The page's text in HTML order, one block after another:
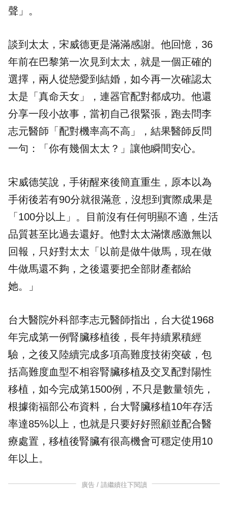
聲」。
談到太太，宋威德更是滿滿感謝。他回憶，36
年前在巴黎第一次見到太太，就是一個正確的
選擇，兩人從戀愛到結婚，如今再一次確認太
太是「真命天女」，連器官配對都成功。他還
分享一段小故事，當初自己很緊張，跑去問李
志元醫師「配對機率高不高」，結果醫師反問
一句：「你有幾個太太？」讓他瞬間安心。
宋威德笑說，手術醒來後簡直重生，原本以為
手術後若有90分就很滿意，沒想到實際成果是
「100分以上」。目前沒有任何明顯不適，生活
品質甚至比過去還好。他對太太滿懷感激無以
回報，只好對太太「以前是做牛做馬，現在做
牛做馬還不夠，之後還要把全部財產都給
她。」
台大醫院外科部李志元醫師指出，台大從1968
年完成第一例腎臟移植後，長年持續累積經
驗，之後又陸續完成多項高難度技術突破，包
括高難度血型不相容腎臟移植及交叉配對陽性
移植，如今完成第1500例，不只是數量領先，
根據衛福部公布資料，台大腎臟移植10年存活
率達85%以上，也就是只要好好照顧並配合醫
療處置，移植後腎臟有很高機會可穩定使用10
年以上。
廣告 / 請繼續往下閱讀